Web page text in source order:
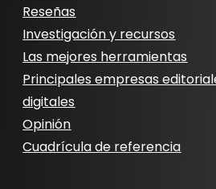
Reseñas
Investigación y recursos
Las mejores herramientas
Principales empresas
digitales
Opinión
Cuadrícula de referencia